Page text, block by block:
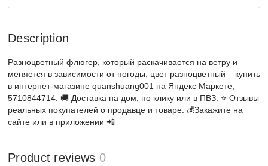
Description
Разноцветный флюгер, который раскачивается на ветру и
меняется в зависимости от погоды, цвет разноцветный – купить
в интернет-магазине quanshuang001 на Яндекс Маркете,
5710844714. 🚚 Доставка на дом, по клику или в ПВЗ. ⭐️ Отзывы
реальных покупателей о продавце и товаре. 💰Закажите на
сайте или в приложении 📲
Product reviews 0